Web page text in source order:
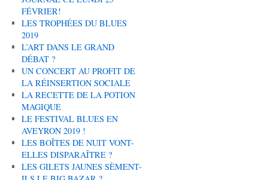
FÉVRIER!
LES TROPHÉES DU BLUES
2019
L’ART DANS LE GRAND
DÉBAT ?
UN CONCERT AU PROFIT DE
LA RÉINSERTION SOCIALE
LA RECETTE DE LA POTION
MAGIQUE
LE FESTIVAL BLUES EN
AVEYRON 2019 !
LES BOÎTES DE NUIT VONT-
ELLES DISPARAÎTRE ?
LES GILETS JAUNES SÈMENT-